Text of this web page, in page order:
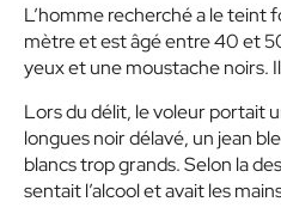
L’homme recherché a le teint
mètre et est âgé entre 40 et
yeux et une moustache noirs.
Lors du délit, le voleur portait
longues noir délavé, un jean
blancs trop grands. Selon la
sentait l’alcool et avait les